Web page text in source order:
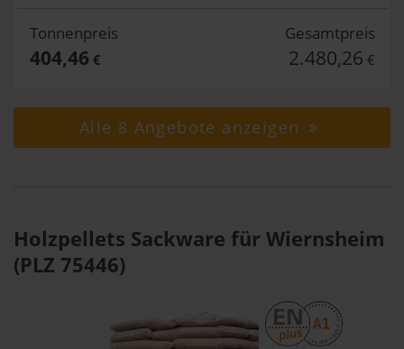
Tonnenpreis
404,46 €
Gesamtpreis
2.480,26 €
Alle 8 Angebote anzeigen
Holzpellets Sackware für Wiernsheim
(PLZ 75446)